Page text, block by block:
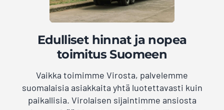
Edulliset hinnat ja nopea
toimitus Suomeen
Vaikka toimimme Virosta, palvelemme
suomalaisia asiakkaita yhtä luotettavasti kuin
paikallisia. Virolaisen sijaintimme ansiosta